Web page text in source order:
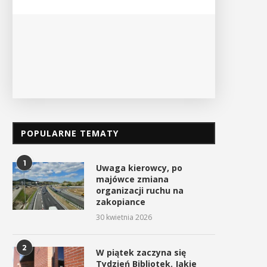
POPULARNE TEMATY
1
Uwaga kierowcy, po
majówce zmiana
organizacji ruchu na
zakopiance
30 kwietnia 2026
2
W piątek zaczyna się
Tydzień Bibliotek. Jakie